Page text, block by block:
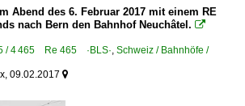
Abend des 6. Februar 2017 mit einem RE
nach Bern den Bahnhof Neuchâtel. 
/ 4 465 Re 465 ·BLS· Schweiz / Bahnhöfe /
09.02.2017 